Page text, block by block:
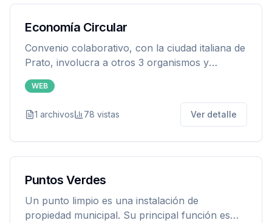
Economía Circular
Convenio colaborativo, con la ciudad italiana de
Prato, involucra a otros 3 organismos y
consiste en promover acciones tendientes a
generar economías circulares en el
WEB
1 archivos 78 vistas Ver detalle
Puntos Verdes
Un punto limpio es una instalación de
propiedad municipal. Su principal función es